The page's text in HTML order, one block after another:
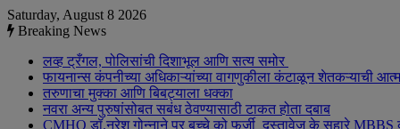
Saturday, August 8 2026
Breaking News
लव्ह ट्रँगल, पोलिसांची दिशाभूल आणि सत्य समोर
फायनान्स कंपनीच्या अधिकाऱ्यांच्या वागणुकीला कंटाळून शेतकऱ्याची
तरुणाचा मुक्का आणि बिबट्याला धक्का
नवरा अन्य पुरुषांसोबत सबंध ठेवण्यासाठी टाकत होता दबाब
CMHO डॉ.नरेश गोन्नाने पर बच्चे को फर्जी दस्तावेज के सहारे MBBS